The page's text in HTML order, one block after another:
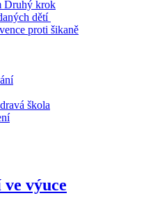
Druhý krok
dětí
proti šikaně
škola
výuce